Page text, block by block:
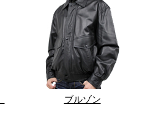
ブルゾン